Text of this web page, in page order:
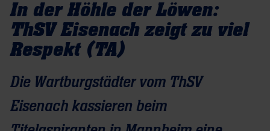
In der Höhle der Löwen:
ThSV Eisenach zeigt zu viel
Respekt (TA)
Die Wartburgstädter vom ThSV
Eisenach kassieren beim